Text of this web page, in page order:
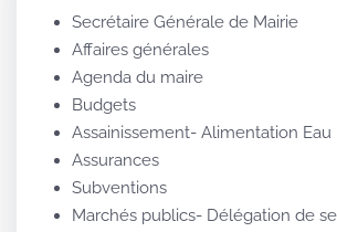
Secrétaire Générale de Mairie
Affaires générales
Agenda du maire
Budgets
Assainissement- Alimentation Eau
Assurances
Subventions
Marchés publics- Délégation de